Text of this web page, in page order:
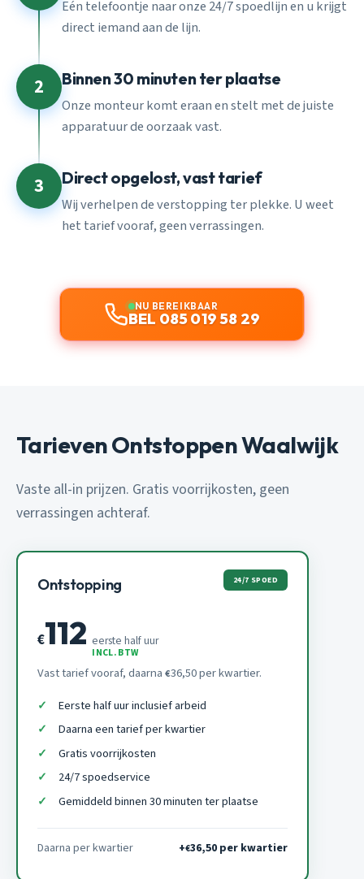
Eén telefoontje naar onze 24/7 spoedlijn en u krijgt
direct iemand aan de lijn.
2 Binnen 30 minuten ter plaatse
Onze monteur komt eraan en stelt met de juiste
apparatuur de oorzaak vast.
3 Direct opgelost, vast tarief
Wij verhelpen de verstopping ter plekke. U weet
het tarief vooraf, geen verrassingen.
NU BEREIKBAAR
BEL 085 019 58 29
Tarieven Ontstoppen Waalwijk
Vaste all-in prijzen. Gratis voorrijkosten, geen
verrassingen achteraf.
Ontstopping 24/7 SPOED
€112 eerste half uur
INCL. BTW
Vast tarief vooraf, daarna €36,50 per kwartier.
Eerste half uur inclusief arbeid
Daarna een tarief per kwartier
Gratis voorrijkosten
24/7 spoedservice
Gemiddeld binnen 30 minuten ter plaatse
Daarna per kwartier +€36,50 per kwartier